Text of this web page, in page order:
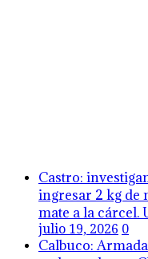
Castro:
ingresar 2 kg de
mate a la cárcel.
julio 19, 2026 0
Calbuco: